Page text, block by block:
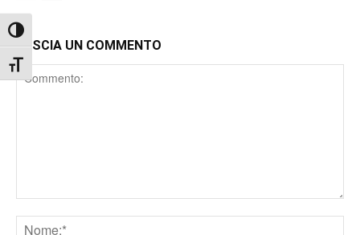
Attiva/disattiva alto contrasto
Attiva/disattiva dimensione testo
LASCIA UN COMMENTO
Comment
Nome